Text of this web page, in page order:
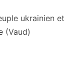
ukrainien et
(Vaud)